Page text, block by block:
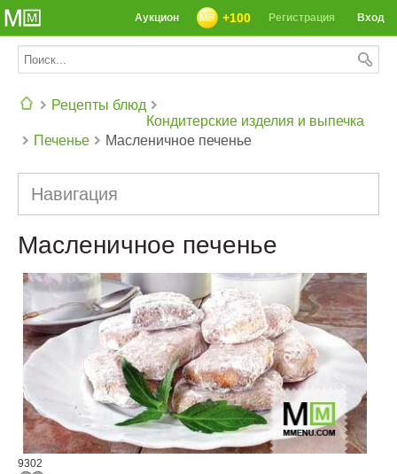
СЕГОДНЯ: 39142 РЕЦЕПТА
Вход
Регистрация
+100
Аукцион
Рецепты блюд
Кондитерские изделия и выпечка
Печенье
Масленичное печенье
Навигация
Масленичное печенье
9302